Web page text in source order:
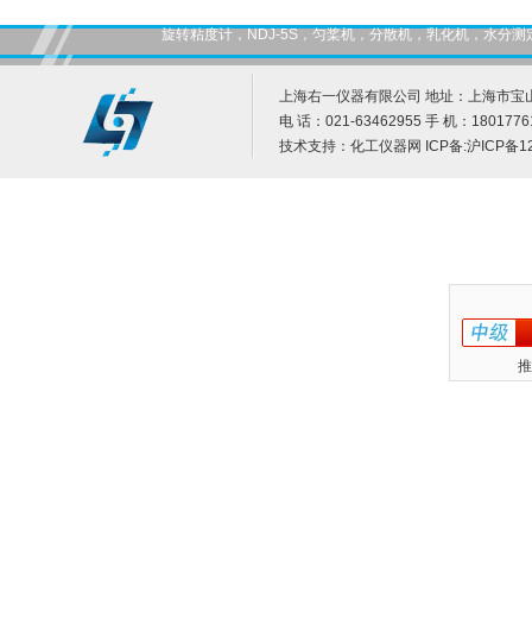
旋转粘度计，NDJ-5S，匀桨机，分散机，乳化机，水分
上海右一仪器有限公司 地址：上海市宝
电 话：021-63462955 手 机：
技术支持： 化工仪器网 ICP备:沪ICP备